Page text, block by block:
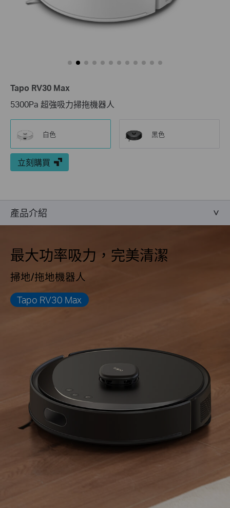
Tapo RV30 Max
5300Pa 超強吸力掃拖機器人
白色 黑色
立刻購買
產品介紹
最大功率吸力，完美清潔
掃地/拖地機器人
Tapo RV30 Max